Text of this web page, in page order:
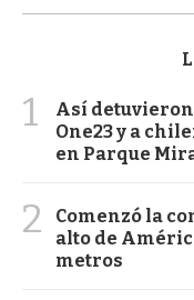
1
Así
One23 y a
en Parque
2
Comenzó la
alto de
metros